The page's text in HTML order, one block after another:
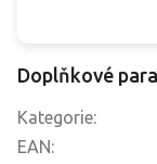
Doplňkové
Kategorie:
EAN: